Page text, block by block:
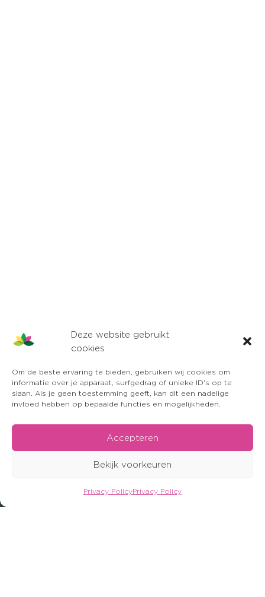
Deze website gebruikt
cookies
Om de beste ervaring te bieden, gebruiken wij cookies om
informatie over je apparaat, surfgedrag of unieke ID's op te
slaan. Als je geen toestemming geeft, kan dit een nadelige
invloed hebben op bepaalde functies en mogelijkheden.
Accepteren
Bekijk voorkeuren
Privacy PolicyPrivacy Policy
OFFERTE AANVRAGEN